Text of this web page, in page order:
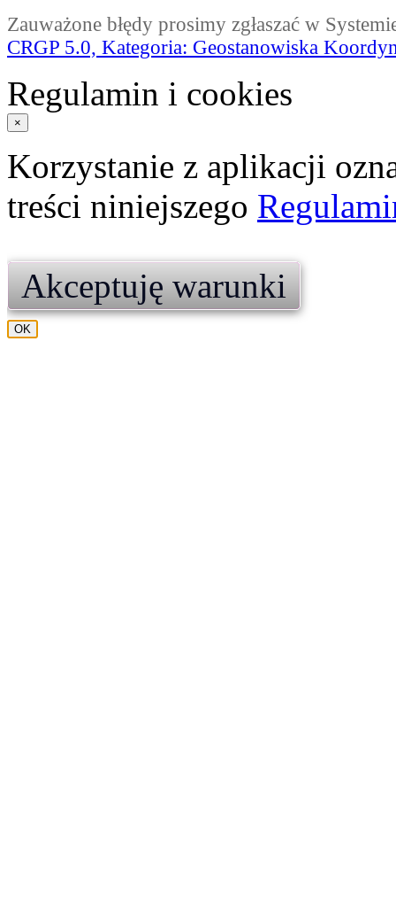
Zauważone błędy prosimy zgłaszać w
CRGP 5.0, Kategoria: Geostanowiska
Regulamin i cookies
×
Korzystanie z aplikacji
treści niniejszego
Akceptuję warunki
OK